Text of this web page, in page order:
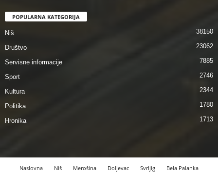
POPULARNA KATEGORIJA
Niš 38150
Društvo 23062
Servisne informacije 7885
Sport 2746
Kultura 2344
Politika 1780
Hronika 1713
Naslovna Niš Merošina Doljevac Svrljig Bela Palanka